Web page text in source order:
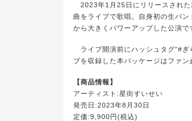
2023年1月25日にリリースされ
曲をライブで歌唱。自身初の生バ
から大きくパワーアップした公演で
ライブ開演前にハッシュタグ“#ぎ
ブを収録した本パッケージはファン
【商品情報】
アーティスト:星街すいせい
発売日:2023年8月30日
定価:9,900円(税込)